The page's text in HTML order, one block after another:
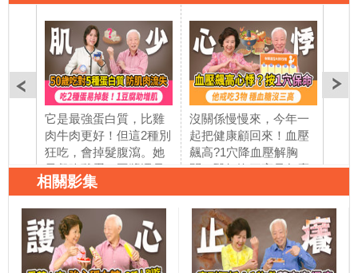
它是最強蛋白質，比雞
肉牛肉更好！但這2種別
狂吃，會掉髮腹瀉。她
早餐吃雞蛋＋豆漿還是
肌少症，醫推加1物！3
起補。靠這1罐頭減脂增
肌，上班族健身族飲控
新寵｜胡乃文開講
Dr.HU_333
沒關係慢慢來，今年一
起把健康顧回來！血壓
飆高?1穴降血壓解胸
悶。醫師沒三高是怎麼
不了，1急救穴穩住心
跳。｜胡乃文開講
Dr.HU_334
＋
相關影集